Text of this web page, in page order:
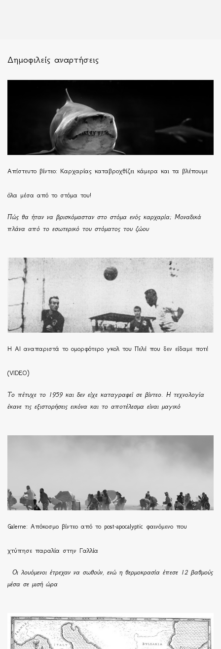
Δημοφιλείς αναρτήσεις
Απίστευτο βίντεο: Καρχαρίας καταβροχθίζει κάμερα και τα βλέπουμε
όλα μέσα από το στόμα του!
Πώς θα ήταν να βρισκόμασταν στο στόμα ενός καρχαρία; Μοναδικά
πλάνα από το εσωτερικό του στόματος του ζώου
Η ΑΙ αναπαριστά το ομορφότερο γκολ του Πελέ που δεν είδαμε ποτέ
(VIDEO)
Το πέτυχε το 1959 και δεν είχε καταγραφεί σε βίντεο. Η τεχνολογία
έκανε τις εξιστορήσεις εικόνα και το αποτέλεσμα είναι μαγικό
Galerne: Απόκοσμο βίντεο από το post-apocalyptic φαινόμενο που
χτύπησε παραλία στην Γαλλία
Οι λουόμενοι έτρεχαν να σωθούν, ενώ η θερμοκρασία έπεσε 12 βαθμούς
μέσα σε μισή ώρα